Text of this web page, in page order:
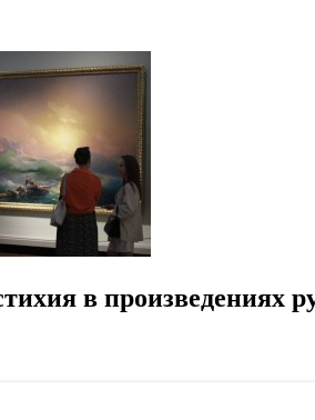
в произведениях